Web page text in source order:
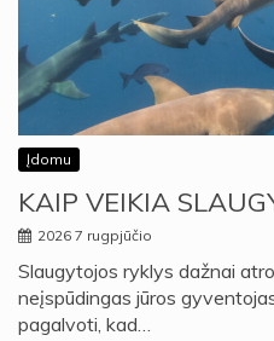
Įdomu
KAIP VEIKIA
2026 7 rugpjūčio
Slaugytojos ryklys dažnai
neįspūdingas jūros
pagalvoti, kad…